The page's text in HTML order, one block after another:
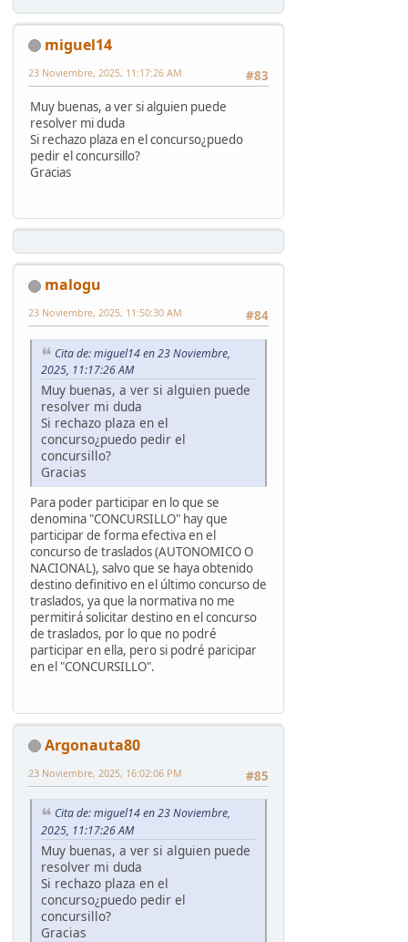
miguel14
#83
23 Noviembre, 2025, 11:17:26 AM
Muy buenas, a ver si alguien puede
resolver mi duda
Si rechazo plaza en el concurso¿puedo
pedir el concursillo?
Gracias
malogu
#84
23 Noviembre, 2025, 11:50:30 AM
Cita de: miguel14 en 23 Noviembre,
2025, 11:17:26 AM
Muy buenas, a ver si alguien puede
resolver mi duda
Si rechazo plaza en el
concurso¿puedo pedir el
concursillo?
Gracias
Para poder participar en lo que se
denomina "CONCURSILLO" hay que
participar de forma efectiva en el
concurso de traslados (AUTONOMICO O
NACIONAL), salvo que se haya obtenido
destino definitivo en el último concurso de
traslados, ya que la normativa no me
permitirá solicitar destino en el concurso
de traslados, por lo que no podré
participar en ella, pero si podré paricipar
en el "CONCURSILLO".
Argonauta80
#85
23 Noviembre, 2025, 16:02:06 PM
Cita de: miguel14 en 23 Noviembre,
2025, 11:17:26 AM
Muy buenas, a ver si alguien puede
resolver mi duda
Si rechazo plaza en el
concurso¿puedo pedir el
concursillo?
Gracias